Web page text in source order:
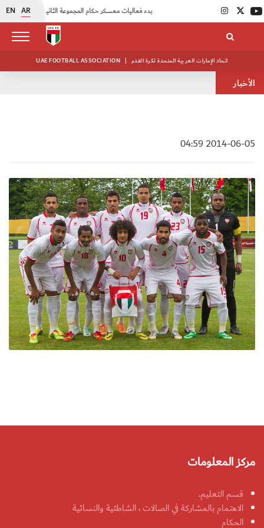
EN AR
UAE FOOTBALL ASSOCIATION | اتحاد الإمارات العربية المتحدة لكرة القدم
الأخبار
2014-06-05 04:59
مركز المعلومات
قسم التعليم.
الاهتمام بالمشاركة في الصالات ، الشاطئية والنسائية
الحكام